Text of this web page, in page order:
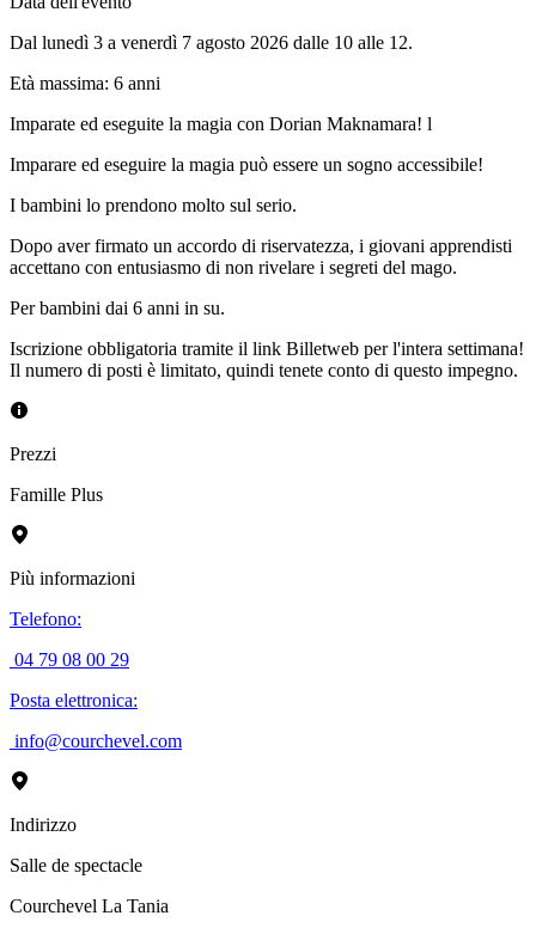
Dal lunedì 3 a venerdì 7 agosto 2026 dalle 10 alle 12.
Età massima: 6 anni
Imparate ed eseguite la magia con Dorian Maknamara! l
Imparare ed eseguire la magia può essere un sogno accessibile!
I bambini lo prendono molto sul serio.
Dopo aver firmato un accordo di riservatezza, i giovani apprendisti
accettano con entusiasmo di non rivelare i segreti del mago.
Per bambini dai 6 anni in su.
Iscrizione obbligatoria tramite il link Billetweb per l'intera settimana!
Il numero di posti è limitato, quindi tenete conto di questo impegno.
Prezzi
Famille Plus
Più informazioni
Telefono:
04 79 08 00 29
Posta elettronica:
info@courchevel.com
Indirizzo
Salle de spectacle
Courchevel La Tania